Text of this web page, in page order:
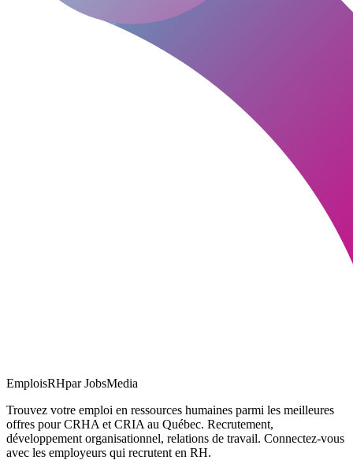
EmploisRHpar JobsMedia
Trouvez votre emploi en ressources humaines parmi les meilleures
offres pour CRHA et CRIA au Québec. Recrutement,
développement organisationnel, relations de travail. Connectez-vous
avec les employeurs qui recrutent en RH.